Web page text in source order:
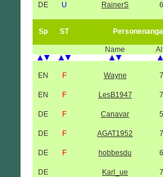
DE U RainerS
Sp ST
Name
EN F Wayne
EN F LesB1947
DE F Canavar
DE F AGAT1952
DE F hobbesdu
DE Karl_ue